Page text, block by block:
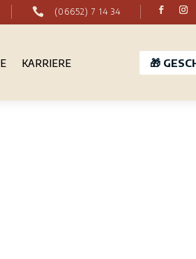
 (06652) 7 14 34
KARRIERE 🎁